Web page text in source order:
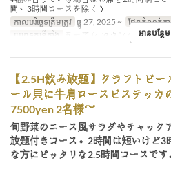
間、3時間コースを除く）
កាលបរិច្ឆេទត្រឹមត្រូវ ធ្នូ 27, 2025 ~ ដែនកំណត់កា
ប្រភេទកន្រ្ត័តាំង
テーブル, カウンターអានបន្ថែម
【2.5H飲み放題】クラフトビ
ール貝に牛肩ロースビステッカ
7500yen 2名様～
旬野菜のニース風サラダやチャック
放題付きコース。2時間は短いけど
な方にピッタリな2.5時間コースです